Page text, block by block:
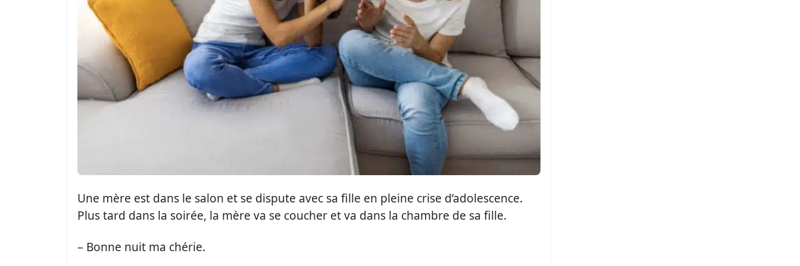
Une mère est dans le salon et se dispute avec sa fille en pleine crise d’adolescence.
Plus tard dans la soirée, la mère va se coucher et va dans la chambre de sa fille.
– Bonne nuit ma chérie.